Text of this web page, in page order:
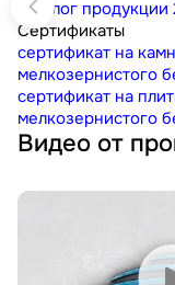
каталог
Сертификаты
сертификат на
мелкозернистого
сертификат на
мелкозернистого
Видео от